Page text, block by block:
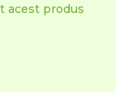
acest produs